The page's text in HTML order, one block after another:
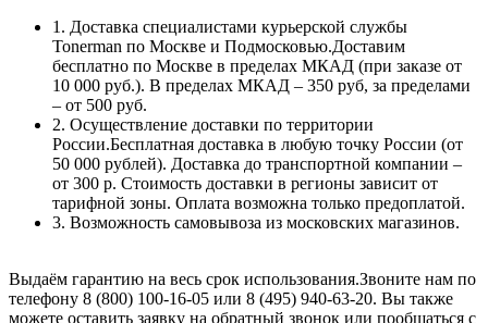
1. Доставка специалистами курьерской службы
Tonerman по Москве и Подмосковью.Доставим
бесплатно по Москве в пределах МКАД (при заказе от
10 000 руб.). В пределах МКАД – 350 руб, за пределами
– от 500 руб.
2. Осуществление доставки по территории
России.Бесплатная доставка в любую точку России (от
50 000 рублей). Доставка до транспортной компании –
от 300 р. Стоимость доставки в регионы зависит от
тарифной зоны. Оплата возможна только предоплатой.
3. Возможность самовывоза из московских магазинов.
Выдаём гарантию на весь срок использования.Звоните нам по
телефону 8 (800) 100-16-05 или 8 (495) 940-63-20. Вы также
можете оставить заявку на обратный звонок или пообщаться с